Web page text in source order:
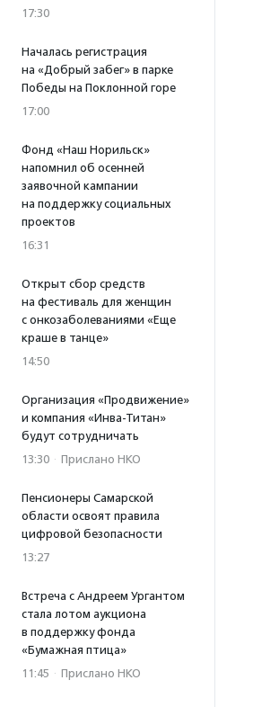
17:30
Началась регистрация
на «Добрый забег» в парке
Победы на Поклонной горе
17:00
Фонд «Наш Норильск»
напомнил об осенней
заявочной кампании
на поддержку социальных
проектов
16:31
Открыт сбор средств
на фестиваль для женщин
с онкозаболеваниями «Еще
краше в танце»
14:50
Организация «Продвижение»
и компания «Инва-Титан»
будут сотрудничать
13:30 · Прислано НКО
Пенсионеры Самарской
области освоят правила
цифровой безопасности
13:27
Встреча с Андреем Ургантом
стала лотом аукциона
в поддержку фонда
«Бумажная птица»
11:45 · Прислано НКО